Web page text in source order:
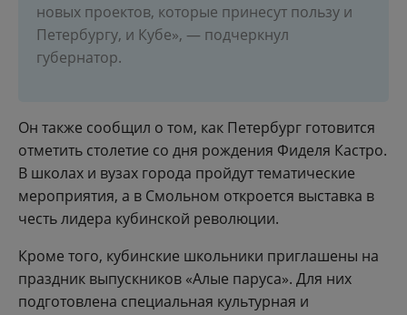
новых проектов, которые принесут пользу и
Петербургу, и Кубе», — подчеркнул
губернатор.
Он также сообщил о том, как Петербург готовится
отметить столетие со дня рождения Фиделя Кастро.
В школах и вузах города пройдут тематические
мероприятия, а в Смольном откроется выставка в
честь лидера кубинской революции.
Кроме того, кубинские школьники приглашены на
праздник выпускников «Алые паруса». Для них
подготовлена специальная культурная и